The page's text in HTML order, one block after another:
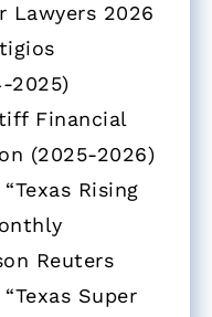
Lawyers 2026
2025)
Financial
(2025-2026)
Rising
Reuters
Super